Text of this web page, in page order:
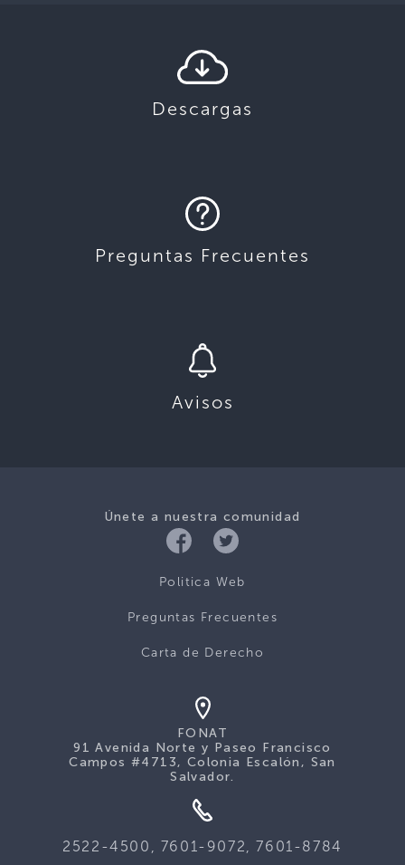
Descargas
Preguntas Frecuentes
Avisos
Únete a nuestra comunidad
Politica Web
Preguntas Frecuentes
Carta de Derecho
FONAT
91 Avenida Norte y Paseo Francisco
Campos #4713, Colonia Escalón, San
Salvador.
2522-4500, 7601-9072, 7601-8784